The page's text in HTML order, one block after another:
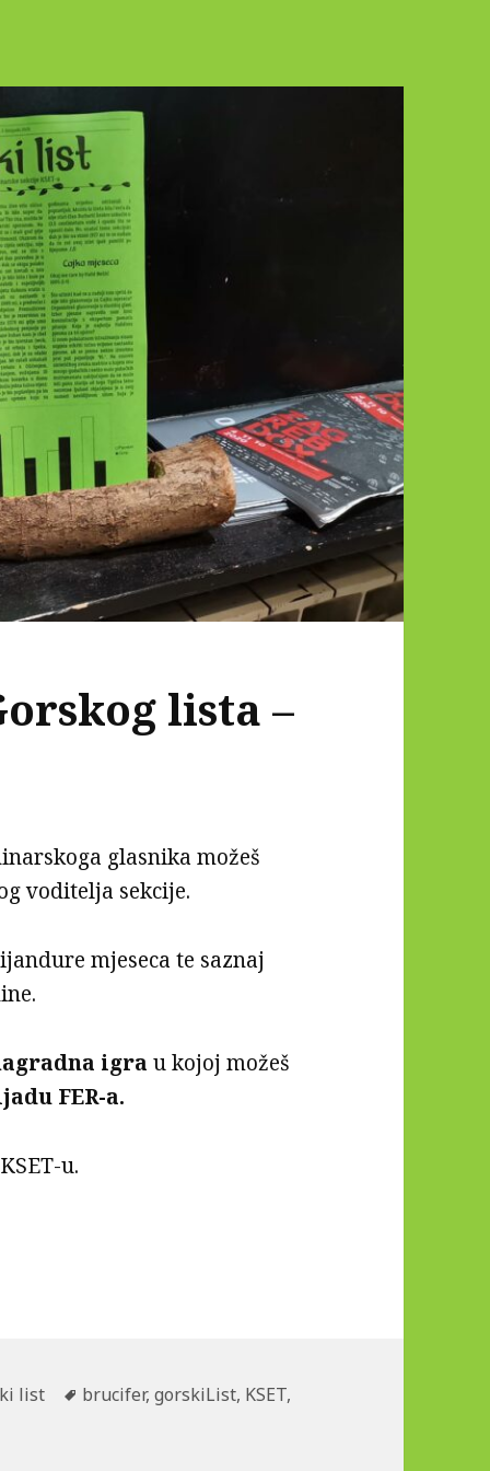
lista –
glasnika možeš
voditelja sekcije.
mjeseca te saznaj
igra u kojoj možeš
FER-a.
u.
list Tags
brucifer,gorskiList, KSET,